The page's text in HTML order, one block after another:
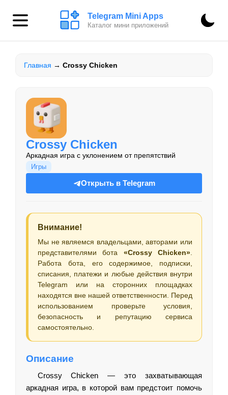
Telegram Mini Apps
Каталог мини приложений
Главная → Crossy Chicken
Crossy Chicken
Аркадная игра с уклонением от препятствий
Игры
Открыть в Telegram
Внимание!
Мы не являемся владельцами, авторами или
представителями бота «Crossy Chicken»
Работа бота, его содержимое, подписки,
списания, платежи и любые действия внутри
Telegram или на сторонних площадках
находятся вне нашей ответственности. Перед
использованием проверьте условия,
безопасность и репутацию сервиса
самостоятельно.
Описание
Crossy Chicken — это захватывающая
аркадная игра, в которой вам предстоит помочь